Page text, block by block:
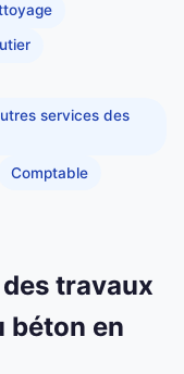
services des
Comptable
travaux
béton en